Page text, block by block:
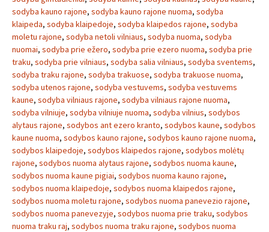
sodyba kauno rajone, sodyba kauno rajone nuoma, sodyba
klaipeda, sodyba klaipedoje, sodyba klaipedos rajone, sodyba
moletu rajone, sodyba netoli vilniaus, sodyba nuoma, sodyba
nuomai, sodyba prie ežero, sodyba prie ezero nuoma, sodyba prie
traku, sodyba prie vilniaus, sodyba salia vilniaus, sodyba sventems,
sodyba traku rajone, sodyba trakuose, sodyba trakuose nuoma,
sodyba utenos rajone, sodyba vestuvems, sodyba vestuvems
kaune, sodyba vilniaus rajone, sodyba vilniaus rajone nuoma,
sodyba vilniuje, sodyba vilniuje nuoma, sodyba vilnius, sodybos
alytaus rajone, sodybos ant ezero kranto, sodybos kaune, sodybos
kaune nuoma, sodybos kauno rajone, sodybos kauno rajone nuoma,
sodybos klaipedoje, sodybos klaipedos rajone, sodybos molėtų
rajone, sodybos nuoma alytaus rajone, sodybos nuoma kaune,
sodybos nuoma kaune pigiai, sodybos nuoma kauno rajone,
sodybos nuoma klaipedoje, sodybos nuoma klaipedos rajone,
sodybos nuoma moletu rajone, sodybos nuoma panevezio rajone,
sodybos nuoma panevezyje, sodybos nuoma prie traku, sodybos
nuoma traku raj, sodybos nuoma traku rajone, sodybos nuoma